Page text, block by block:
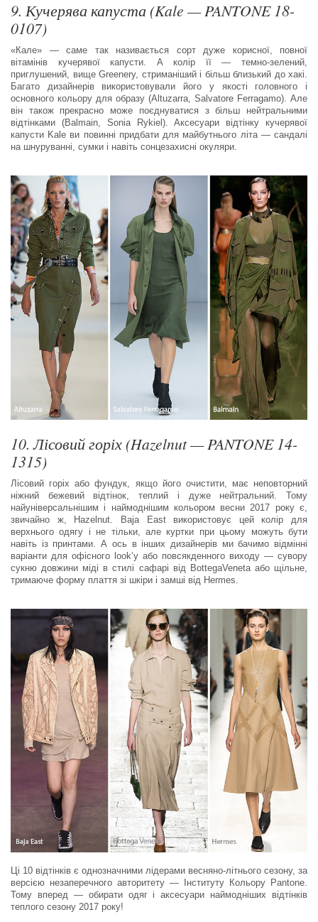
9. Кучерява капуста (Kale — PANTONE 18-
0107)
«Кале» — саме так називається сорт дуже корисної, повної
вітамінів кучерявої капусти. А колір її — темно-зелений,
приглушений, вище Greenery, стриманіший і більш близький до хакі.
Багато дизайнерів використовували його у якості головного і
основного кольору для образу (Altuzarra, Salvatore Ferragamo). Але
він також прекрасно може поєднуватися з більш нейтральними
відтінками (Balmain, Sonia Rykiel). Аксесуари відтінку кучерявої
капусти Kale ви повинні придбати для майбутнього літа — сандалі
на шнуруванні, сумки і навіть сонцезахисні окуляри.
10. Лісовий горіх (Hazelnut — PANTONE 14-
1315)
Лісовий горіх або фундук, якщо його очистити, має неповторний
ніжний бежевий відтінок, теплий і дуже нейтральний. Тому
найуніверсальнішим і наймоднішим кольором весни 2017 року є,
звичайно ж, Hazelnut. Baja East використовує цей колір для
верхнього одягу і не тільки, але куртки при цьому можуть бути
навіть із принтами. А ось в інших дизайнерів ми бачимо відмінні
варіанти для офісного look’у або повсякденного виходу — сувору
сукню довжини міді в стилі сафарі від BottegaVeneta або щільне,
тримаюче форму плаття зі шкіри і замші від Hermes.
Ці 10 відтінків є однозначними лідерами весняно-літнього сезону, за
версією незаперечного авторитету — Інституту Кольору Pantone.
Тому вперед — обирати одяг і аксесуари наймодніших відтінків
теплого сезону 2017 року!